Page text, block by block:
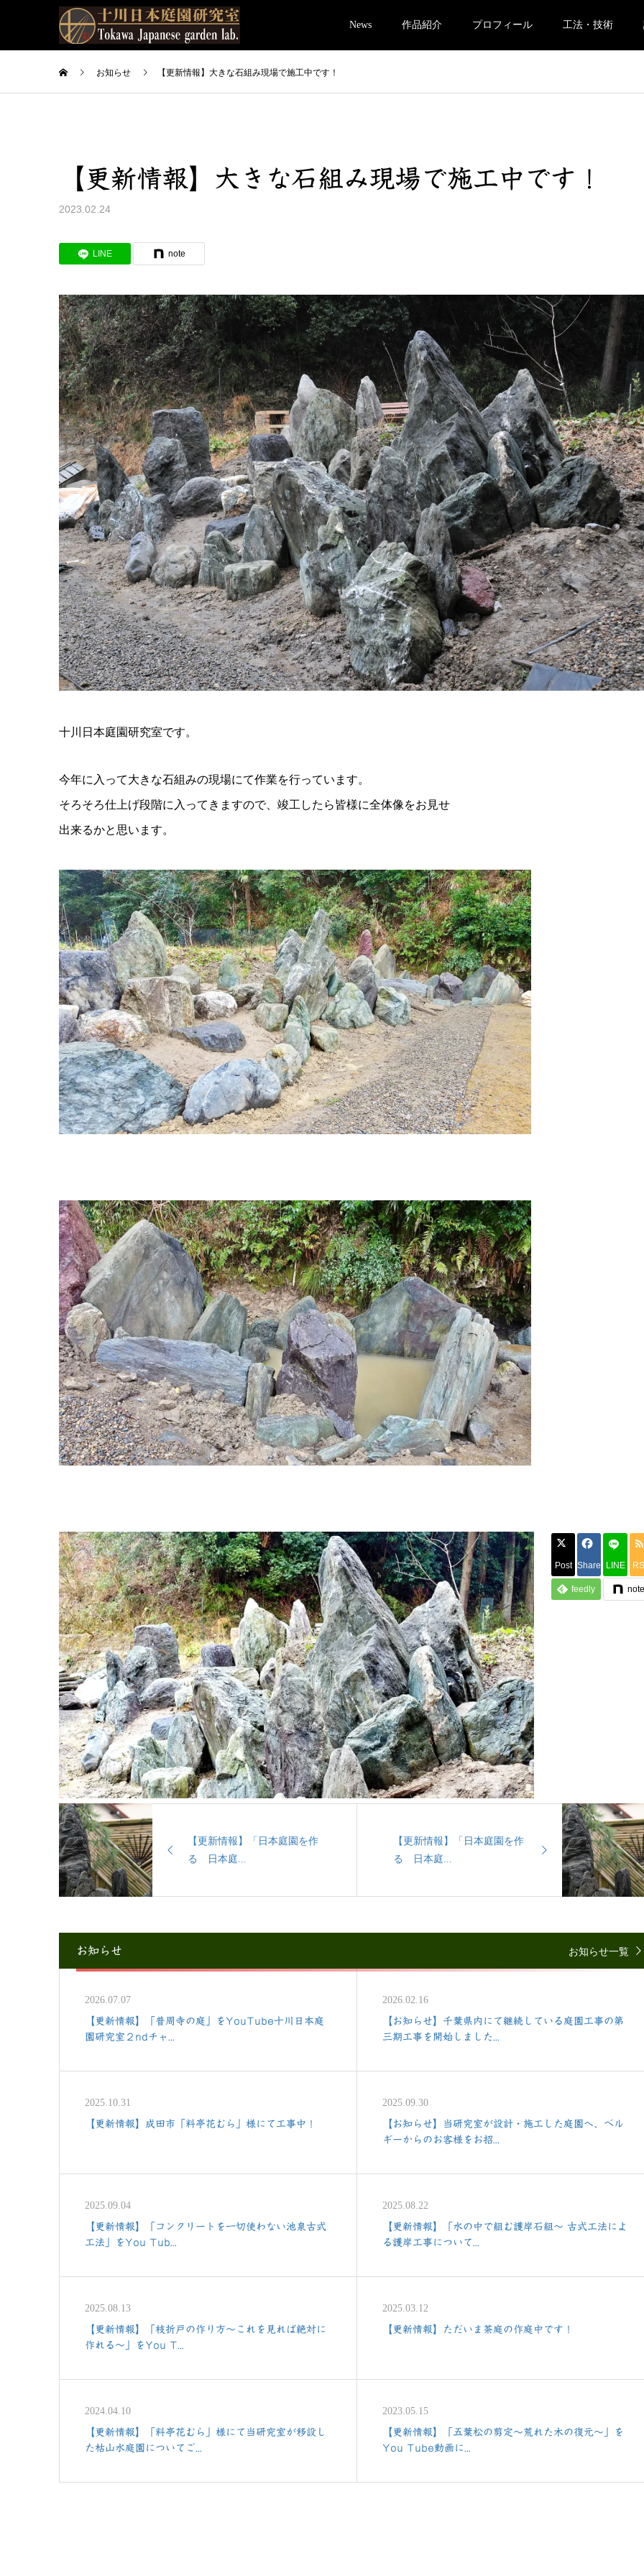
News 作品紹介 プロフィール 工法・技術
お知らせ 【更新情報】大きな石組み現場で施工中です！
【更新情報】大きな石組み現場で施工中です！
2023.02.24
LINE note
十川日本庭園研究室です。
今年に入って大きな石組みの現場にて作業を行っています。
そろそろ仕上げ段階に入ってきますので、竣工したら皆様に全体像をお見せ
出来るかと思います。
Post Share LINE
feedly note
【更新情報】「日本庭園を作
る 日本庭...
【更新情報】「日本庭園を作
る 日本庭...
お知らせ お知らせ一覧
2026.07.07
【更新情報】「普周寺の庭」をYouTube十川日本庭
園研究室２ndチャ...
2026.02.16
【お知らせ】千葉県内にて継続している庭園工事の第
三期工事を開始しました...
2025.10.31
【更新情報】成田市「料亭花むら」様にて工事中！
2025.09.30
【お知らせ】当研究室が設計・施工した庭園へ、ベル
ギーからのお客様をお招...
2025.09.04
【更新情報】「コンクリートを一切使わない池泉古式
工法」をYou Tub...
2025.08.22
【更新情報】「水の中で組む護岸石組〜 古式工法によ
る護岸工事について...
2025.08.13
【更新情報】「枝折戸の作り方〜これを見れば絶対に
作れる〜」をYou T...
2025.03.12
【更新情報】ただいま茶庭の作庭中です！
2024.04.10
【更新情報】「料亭花むら」様にて当研究室が移設し
た枯山水庭園についてご...
2023.05.15
【更新情報】「五葉松の剪定〜荒れた木の復元〜」を
You Tube動画に...